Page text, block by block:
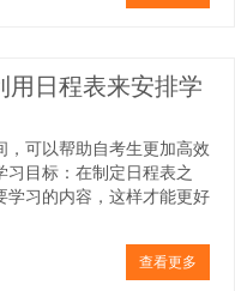
用日程表来安排学
可以帮助自考生更加高效
目标：在制定日程表之
学习的内容，这样才能更好
查看更多